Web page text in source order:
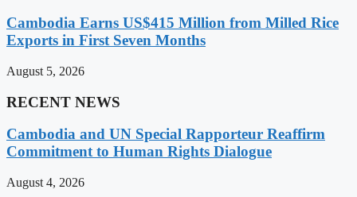
Cambodia Earns US$415 Million from Milled Rice
Exports in First Seven Months
August 5, 2026
RECENT NEWS
Cambodia and UN Special Rapporteur Reaffirm
Commitment to Human Rights Dialogue
August 4, 2026